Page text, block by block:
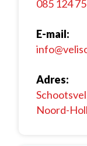
Weekstaten en
085 124
E-mail:
Adres:
Noord-